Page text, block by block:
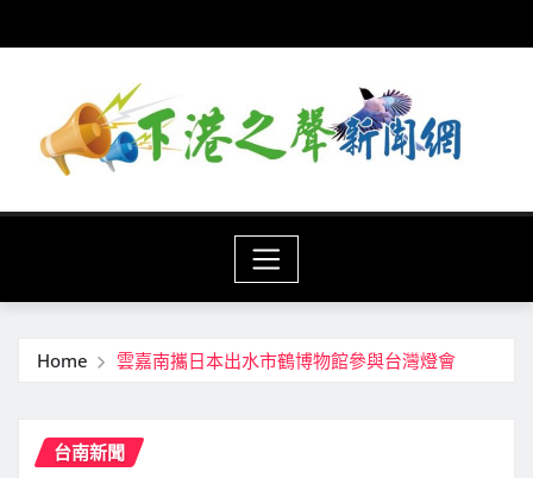
to
Home 雲嘉南攜日本出水市鶴博物館參與台灣燈會
台南新聞